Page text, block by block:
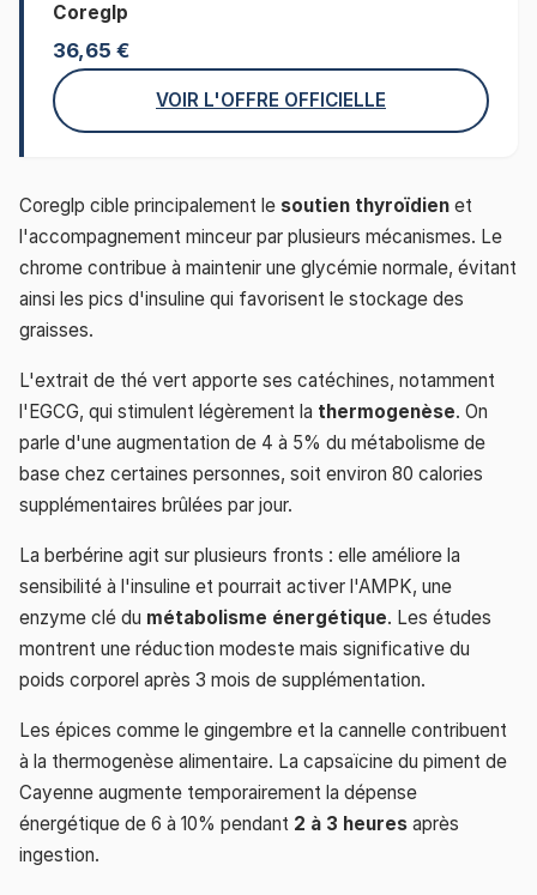
Coreglp
36,65 €
VOIR L'OFFRE OFFICIELLE
Coreglp cible principalement le soutien thyroïdien et
l'accompagnement minceur par plusieurs mécanismes. Le
chrome contribue à maintenir une glycémie normale, évitant
ainsi les pics d'insuline qui favorisent le stockage des
graisses.
L'extrait de thé vert apporte ses catéchines, notamment
l'EGCG, qui stimulent légèrement la thermogenèse. On
parle d'une augmentation de 4 à 5% du métabolisme de
base chez certaines personnes, soit environ 80 calories
supplémentaires brûlées par jour.
La berbérine agit sur plusieurs fronts : elle améliore la
sensibilité à l'insuline et pourrait activer l'AMPK, une
enzyme clé du métabolisme énergétique. Les études
montrent une réduction modeste mais significative du
poids corporel après 3 mois de supplémentation.
Les épices comme le gingembre et la cannelle contribuent
à la thermogenèse alimentaire. La capsaïcine du piment de
Cayenne augmente temporairement la dépense
énergétique de 6 à 10% pendant 2 à 3 heures après
ingestion.